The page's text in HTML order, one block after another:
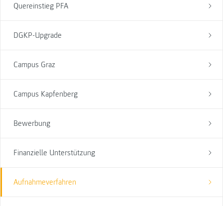
Quereinstieg PFA
DGKP-Upgrade
Campus Graz
Campus Kapfenberg
Bewerbung
Finanzielle Unterstützung
Aufnahmeverfahren